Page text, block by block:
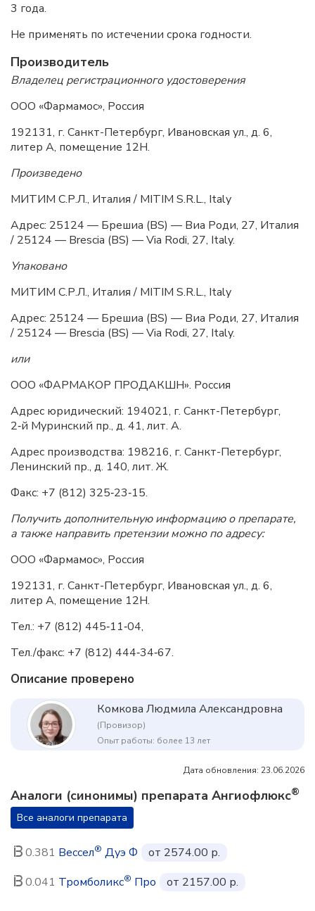
3 года.
Не применять по истечении срока годности.
Производитель
Владелец регистрационного удостоверения
ООО «Фармамос», Россия
192131, г. Санкт-Петербург, Ивановская ул., д. 6,
литер А, помещение 12Н.
Произведено
МИТИМ С.Р.Л., Италия / MITIM S.R.L., Italy
Адрес: 25124 — Брешиа (BS) — Виа Роди, 27, Италия
/ 25124 — Brescia (BS) — Via Rodi, 27, Italy.
Упаковано
МИТИМ С.Р.Л., Италия / MITIM S.R.L., Italy
Адрес: 25124 — Брешиа (BS) — Виа Роди, 27, Италия
/ 25124 — Brescia (BS) — Via Rodi, 27, Italy.
или
ООО «ФАРМАКОР ПРОДАКШН». Россия
Адрес юридический: 194021, г. Санкт-Петербург,
2‑й Муринский пр., д. 41, лит. А.
Адрес производства: 198216, г. Санкт-Петербург,
Ленинский пр., д. 140, лит. Ж.
Факс: +7 (812) 325‑23‑15.
Получить дополнительную информацию о препарате,
а также направить претензии можно по адресу:
ООО «Фармамос», Россия
192131, г. Санкт-Петербург, Ивановская ул., д. 6,
литер А, помещение 12Н.
Тел.: +7 (812) 445‑11‑04,
Тел./факс: +7 (812) 444‑34‑67.
Описание проверено
Комкова Людмила Александровна
(Провизор)
Опыт работы: более 13 лет
Дата обновления: 23.06.2026
Аналоги (синонимы) препарата Ангиофлюкс®
Все аналоги препарата
0.381 Вессел® Дуэ Ф
от 2574.00 р.
0.041 Тромболикс® Про от 2157.00 р.